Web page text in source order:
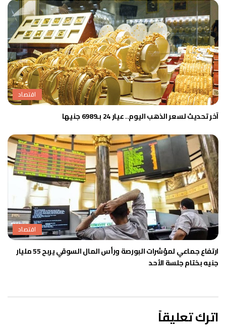
اقتصاد
آخر تحديث لسعر الذهب اليوم.. عيار 24 بـ6989 جنيها
اقتصاد
ارتفاع جماعي لمؤشرات البورصة ورأس المال السوقي يربح 55 مليار
جنيه بختام جلسة الأحد
اترك تعليقاً